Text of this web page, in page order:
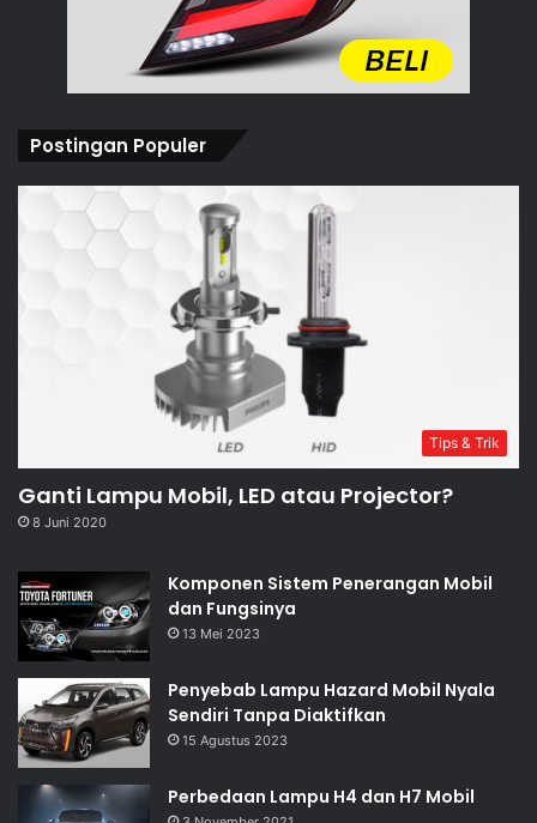
Postingan Populer
Tips & Trik
Ganti Lampu Mobil, LED atau Projector?
8 Juni 2020
Komponen Sistem Penerangan Mobil
dan Fungsinya
13 Mei 2023
Penyebab Lampu Hazard Mobil Nyala
Sendiri Tanpa Diaktifkan
15 Agustus 2023
Perbedaan Lampu H4 dan H7 Mobil